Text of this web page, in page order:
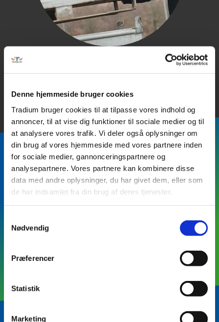
Denne hjemmeside bruger cookies
Tradium bruger cookies til at tilpasse vores indhold og
annoncer, til at vise dig funktioner til sociale medier og til
at analysere vores trafik. Vi deler også oplysninger om
din brug af vores hjemmeside med vores partnere inden
for sociale medier, gannonceringspartnere og
analysepartnere. Vores partnere kan kombinere disse
data med andre oplysninger, du har givet dem, eller som
de har indsamlet fra din brug af deres tjenester.
Nødvendig
Præferencer
Statistik
Marketing
Hør Jonas fortælle om da han deltog i DM
Hold dig opdateret om
transport og logistik